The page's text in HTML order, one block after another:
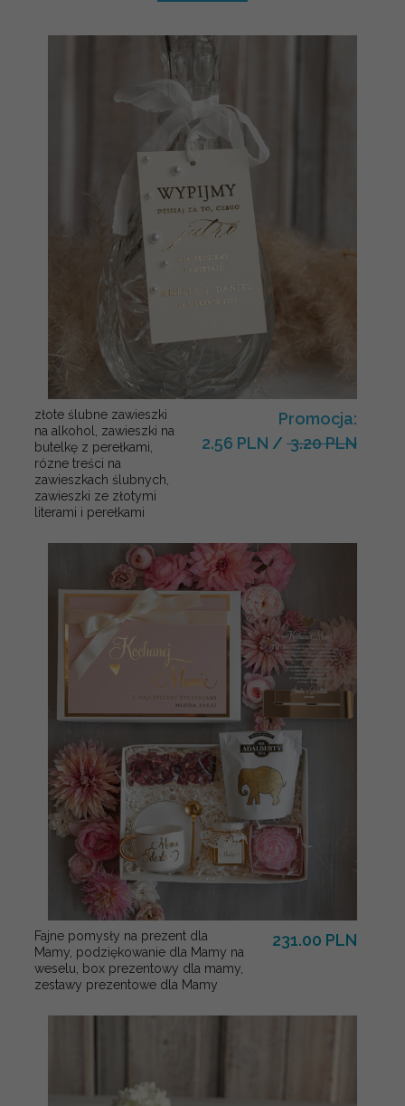
złote ślubne zawieszki
na alkohol, zawieszki na
butelkę z perełkami,
rózne treści na
zawieszkach ślubnych,
zawieszki ze złotymi
literami i perełkami
Promocja:
2.56 PLN / 3.20 PLN
Fajne pomysły na prezent dla
Mamy, podziękowanie dla Mamy na
weselu, box prezentowy dla mamy,
zestawy prezentowe dla Mamy
231.00 PLN